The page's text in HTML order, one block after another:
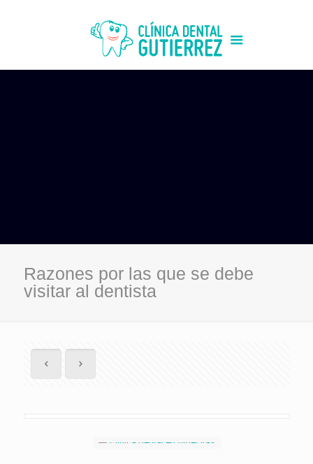
Razones por las que se debe
visitar al dentista